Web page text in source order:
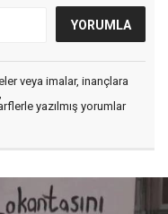
veya imalar, inançlara
yazılmış yorumlar